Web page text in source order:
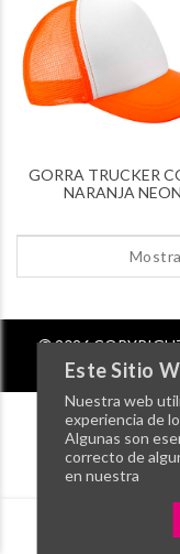
Este Sitio
Nuestra web
experiencia de
Algunas son
correcto de
en nuestra
GORRA TRUCKER
NARANJA NEON
2026